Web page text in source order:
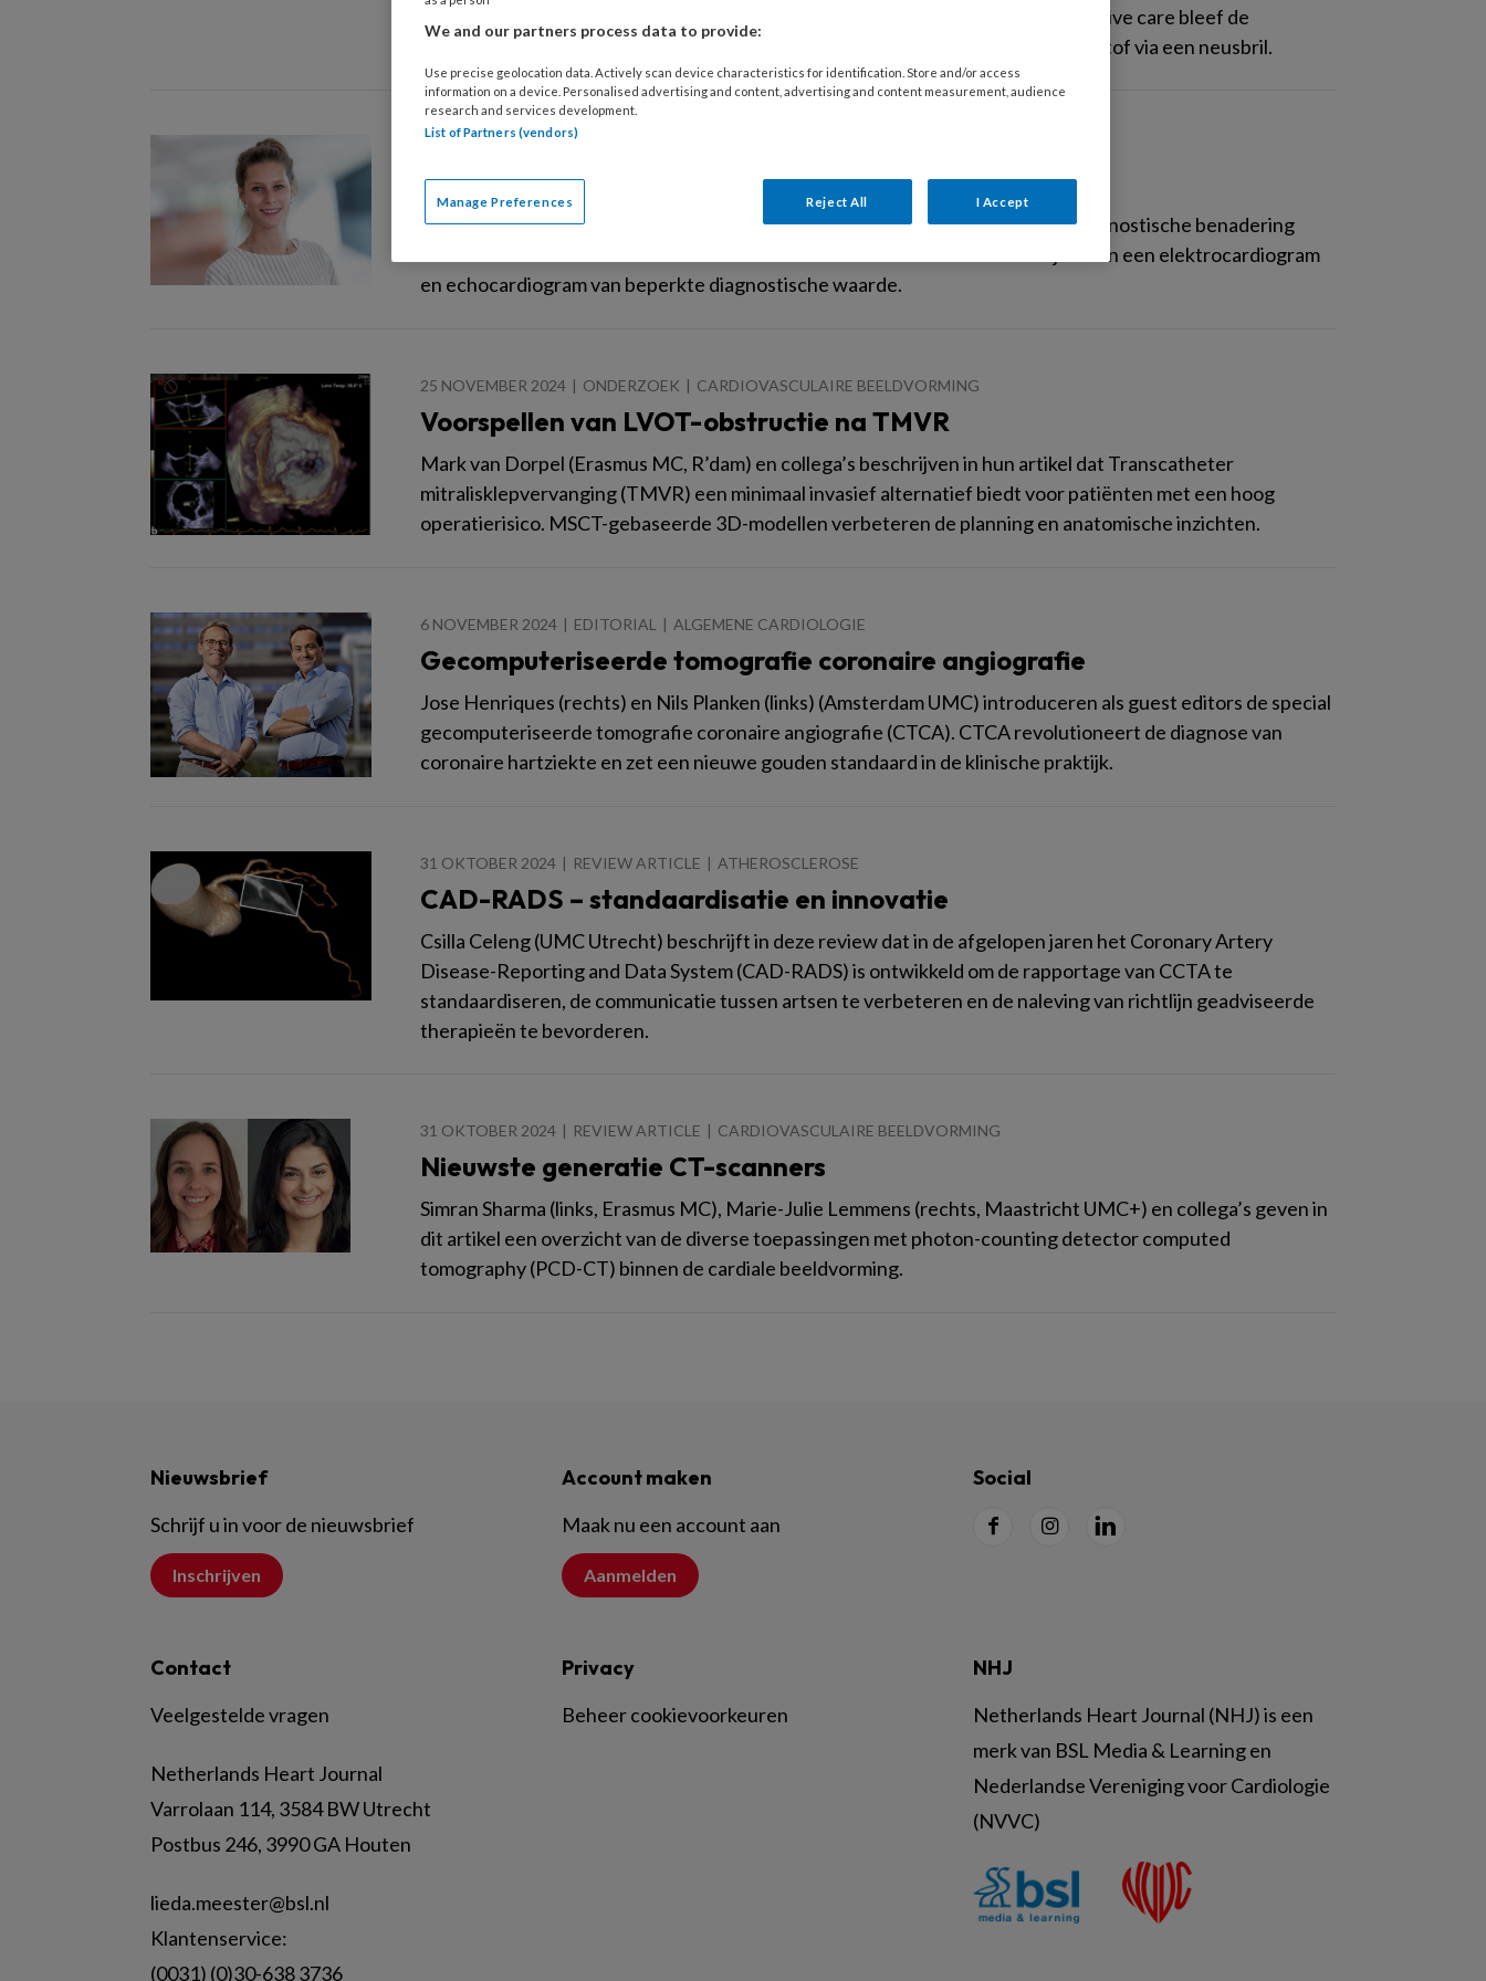
waardoor het onmogelijk was haar van de beademing te halen. Zelfs op de intensive care bleef de
zuurstofwaarde sterk schommelen, ondanks behandeling met hoogdebiet zuurstof via een neusbril.
Diagnosticeert cardiale MRI sarcoïdose effectief?
Nikki van der Velde en collega’s (Erasmus MC, Rotterdam) onderzochten de diagnostische benadering
voor het vaststellen van cardiale sarcoïdose in een tertiair centrum. Hierbij bleken een elektrocardiogram
en echocardiogram van beperkte diagnostische waarde.
25 NOVEMBER 2024 ONDERZOEK CARDIOVASCULAIRE BEELDVORMING
Voorspellen van LVOT-obstructie na TMVR
Mark van Dorpel (Erasmus MC, R’dam) en collega’s beschrijven in hun artikel dat Transcatheter
mitralisklepvervanging (TMVR) een minimaal invasief alternatief biedt voor patiënten met een hoog
operatierisico. MSCT-gebaseerde 3D-modellen verbeteren de planning en anatomische inzichten.
6 NOVEMBER 2024 EDITORIAL ALGEMENE CARDIOLOGIE
Gecomputeriseerde tomografie coronaire angiografie
Jose Henriques (rechts) en Nils Planken (links) (Amsterdam UMC) introduceren als guest editors de special
gecomputeriseerde tomografie coronaire angiografie (CTCA). CTCA revolutioneert de diagnose van
coronaire hartziekte en zet een nieuwe gouden standaard in de klinische praktijk.
31 OKTOBER 2024 REVIEW ARTICLE ATHEROSCLEROSE
CAD-RADS – standaardisatie en innovatie
Csilla Celeng (UMC Utrecht) beschrijft in deze review dat in de afgelopen jaren het Coronary Artery
Disease-Reporting and Data System (CAD-RADS) is ontwikkeld om de rapportage van CCTA te
standaardiseren, de communicatie tussen artsen te verbeteren en de naleving van richtlijn geadviseerde
therapieën te bevorderen.
31 OKTOBER 2024 REVIEW ARTICLE CARDIOVASCULAIRE BEELDVORMING
Nieuwste generatie CT-scanners
Simran Sharma (links, Erasmus MC), Marie-Julie Lemmens (rechts, Maastricht UMC+) en collega’s geven in
dit artikel een overzicht van de diverse toepassingen met photon-counting detector computed
tomography (PCD-CT) binnen de cardiale beeldvorming.
Nieuwsbrief
Schrijf u in voor de nieuwsbrief
Inschrijven
Account maken
Maak nu een account aan
Aanmelden
Social
Contact
Veelgestelde vragen
Netherlands Heart Journal
Varrolaan 114, 3584 BW Utrecht
Postbus 246, 3990 GA Houten
lieda.meester@bsl.nl
Klantenservice:
(0031) (0)30-638 3736
Privacy
Beheer cookievoorkeuren
NHJ
Netherlands Heart Journal (NHJ) is een
merk van BSL Media & Learning en
Nederlandse Vereniging voor Cardiologie
(NVVC)
We and our partners process data to provide:
Use precise geolocation data. Actively scan device characteristics for identification. Store and/or access
information on a device. Personalised advertising and content, advertising and content measurement, audience
research and services development.
List of Partners (vendors)
Manage Preferences Reject All I Accept